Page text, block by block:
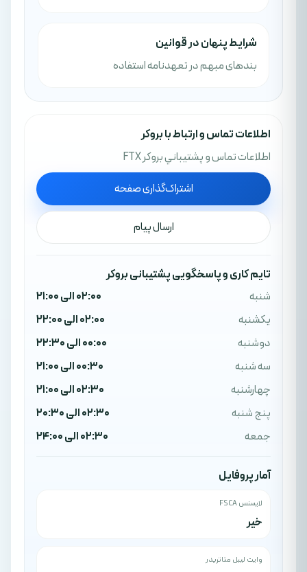
شرایط پنهان در قوانین
بندهای مبهم در تعهدنامه استفاده
اطلاعات تماس و ارتباط با بروکر
اطلاعات تماس و پشتيباني بروکر FTX
اشتراک‌گذاری صفحه
ارسال پیام
تایم کاری و پاسخگویی پشتیبانی بروکر
شنبه
02:00 الی 21:00
یکشنبه
02:00 الی 22:00
دوشنبه
00:00 الی 22:30
سه شنبه
00:30 الی 21:00
چهارشنبه
02:30 الی 21:00
پنج شنبه
02:30 الی 20:30
جمعه
02:30 الی 24:00
آمار پروفایل
لایسنس FSCA
خیر
وایت لیبل متاتریدر